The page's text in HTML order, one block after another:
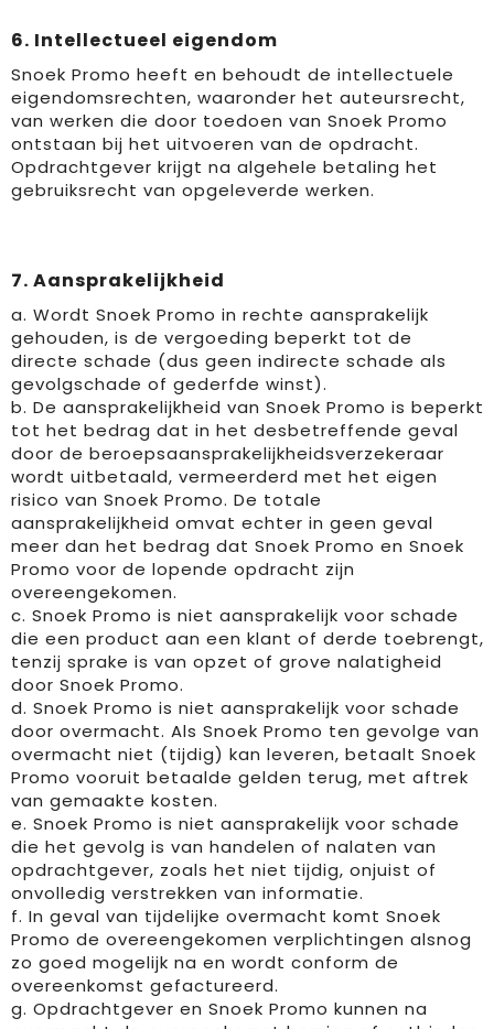
6. Intellectueel eigendom
Snoek Promo heeft en behoudt de intellectuele
eigendomsrechten, waaronder het auteursrecht,
van werken die door toedoen van Snoek Promo
ontstaan bij het uitvoeren van de opdracht.
Opdrachtgever krijgt na algehele betaling het
gebruiksrecht van opgeleverde werken.
7. Aansprakelijkheid
a. Wordt Snoek Promo in rechte aansprakelijk
gehouden, is de vergoeding beperkt tot de
directe schade (dus geen indirecte schade als
gevolgschade of gederfde winst).
b. De aansprakelijkheid van Snoek Promo is beperkt
tot het bedrag dat in het desbetreffende geval
door de beroepsaansprakelijkheidsverzekeraar
wordt uitbetaald, vermeerderd met het eigen
risico van Snoek Promo. De totale
aansprakelijkheid omvat echter in geen geval
meer dan het bedrag dat Snoek Promo en Snoek
Promo voor de lopende opdracht zijn
overeengekomen.
c. Snoek Promo is niet aansprakelijk voor schade
die een product aan een klant of derde toebrengt,
tenzij sprake is van opzet of grove nalatigheid
door Snoek Promo.
d. Snoek Promo is niet aansprakelijk voor schade
door overmacht. Als Snoek Promo ten gevolge van
overmacht niet (tijdig) kan leveren, betaalt Snoek
Promo vooruit betaalde gelden terug, met aftrek
van gemaakte kosten.
e. Snoek Promo is niet aansprakelijk voor schade
die het gevolg is van handelen of nalaten van
opdrachtgever, zoals het niet tijdig, onjuist of
onvolledig verstrekken van informatie.
f. In geval van tijdelijke overmacht komt Snoek
Promo de overeengekomen verplichtingen alsnog
zo goed mogelijk na en wordt conform de
overeenkomst gefactureerd.
g. Opdrachtgever en Snoek Promo kunnen na